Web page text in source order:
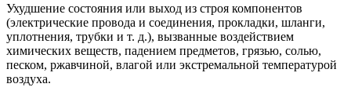
Ухудшение состояния или выход из строя компонентов
(электрические провода и соединения, прокладки, шланги,
уплотнения, трубки и т. д.), вызванные воздействием
химических веществ, падением предметов, грязью, солью,
песком, ржавчиной, влагой или экстремальной температурой
воздуха.